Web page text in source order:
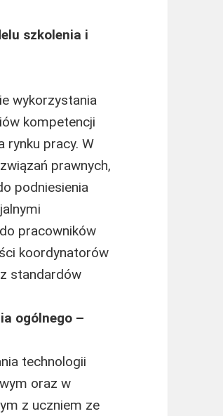
szkolenia i
wykorzystania
kompetencji
rynku pracy. W
prawnych,
podniesienia
pracowników
koordynatorów
standardów
ogólnego –
technologii
oraz w
z uczniem ze